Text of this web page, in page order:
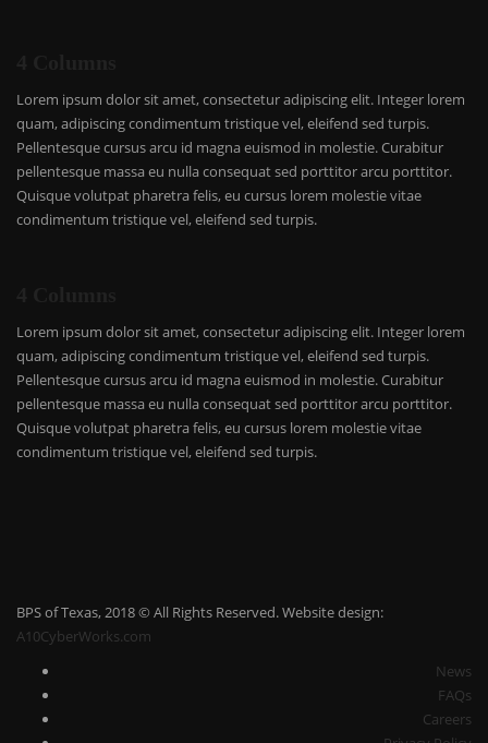
Lorem ipsum dolor sit amet, consectetur adipiscing elit. Integer lorem
quam, adipiscing condimentum tristique vel, eleifend sed turpis.
Pellentesque cursus arcu id magna euismod in molestie. Curabitur
pellentesque massa eu nulla consequat sed porttitor arcu porttitor.
Quisque volutpat pharetra felis, eu cursus lorem molestie vitae
condimentum tristique vel, eleifend sed turpis.
Lorem ipsum dolor sit amet, consectetur adipiscing elit. Integer lorem
quam, adipiscing condimentum tristique vel, eleifend sed turpis.
Pellentesque cursus arcu id magna euismod in molestie. Curabitur
pellentesque massa eu nulla consequat sed porttitor arcu porttitor.
Quisque volutpat pharetra felis, eu cursus lorem molestie vitae
condimentum tristique vel, eleifend sed turpis.
BPS of Texas, 2018 © All Rights Reserved. Website design:
A10CyberWorks.com
News
FAQs
Careers